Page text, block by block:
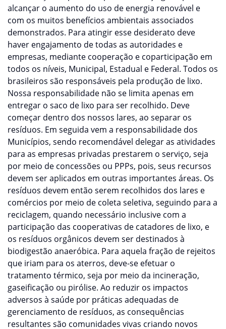
alcançar o aumento do uso de energia renovável e
com os muitos benefícios ambientais associados
demonstrados. Para atingir esse desiderato deve
haver engajamento de todas as autoridades e
empresas, mediante cooperação e coparticipação em
todos os níveis, Municipal, Estadual e Federal. Todos os
brasileiros são responsáveis pela produção de lixo.
Nossa responsabilidade não se limita apenas em
entregar o saco de lixo para ser recolhido. Deve
começar dentro dos nossos lares, ao separar os
resíduos. Em seguida vem a responsabilidade dos
Municípios, sendo recomendável delegar as atividades
para as empresas privadas prestarem o serviço, seja
por meio de concessões ou PPPs, pois, seus recursos
devem ser aplicados em outras importantes áreas. Os
resíduos devem então serem recolhidos dos lares e
comércios por meio de coleta seletiva, seguindo para a
reciclagem, quando necessário inclusive com a
participação das cooperativas de catadores de lixo, e
os resíduos orgânicos devem ser destinados à
biodigestão anaeróbica. Para aquela fração de rejeitos
que iriam para os aterros, deve-se efetuar o
tratamento térmico, seja por meio da incineração,
gaseificação ou pirólise. Ao reduzir os impactos
adversos à saúde por práticas adequadas de
gerenciamento de resíduos, as consequências
resultantes são comunidades vivas criando novos